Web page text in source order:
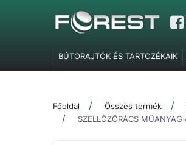
BÚTORAJTÓK ÉS TARTOZÉKAIK
GARDRÓBELEMEK,
SZERELVÉNYEK
IRODABÚTOR
Főoldal Összes termék
SZELLŐZŐRÁCS